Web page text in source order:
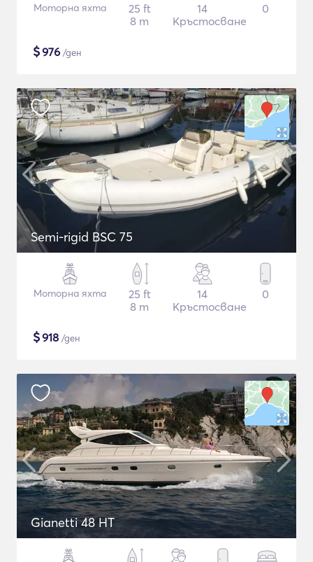
Моторна яхта
25 ft
8 m
14
Кръстосване
0
$976 /ден
Semi-rigid BSC 75
Моторна яхта
25 ft
8 m
14
Кръстосване
0
$918 /ден
Gianetti 48 HT